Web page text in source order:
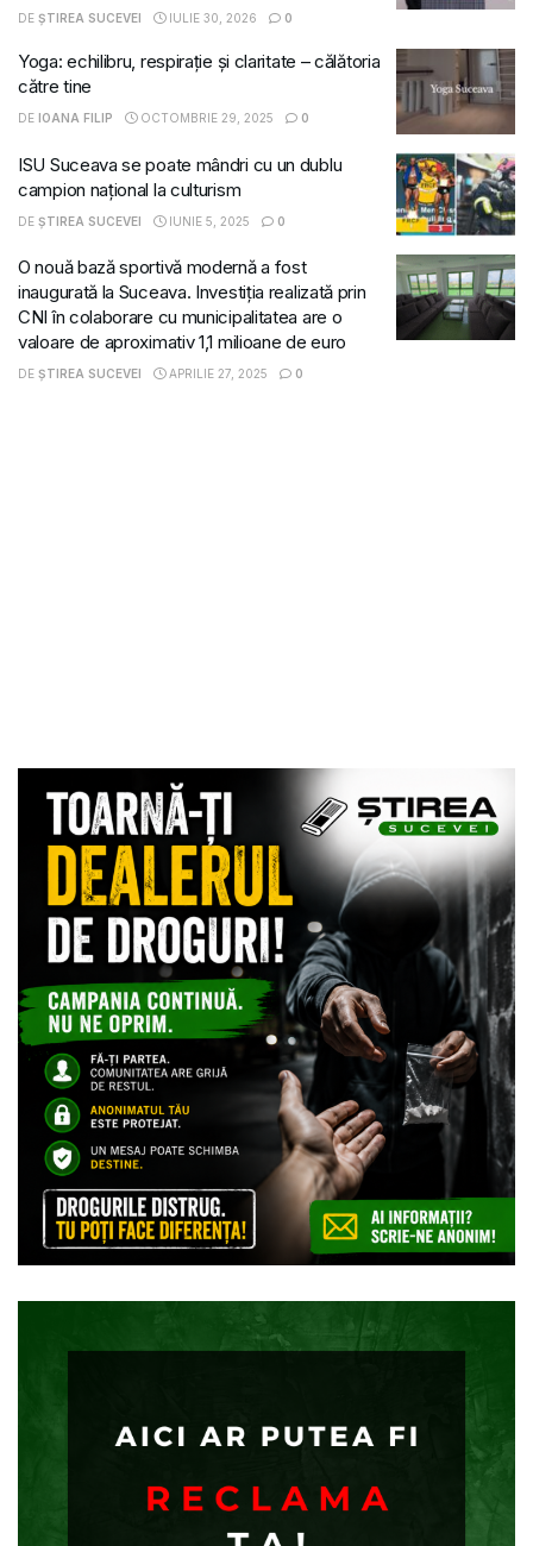
DE ȘTIREA SUCEVEI IULIE 30, 2026 0
Yoga: echilibru, respirație și claritate – călătoria
către tine
DE IOANA FILIP OCTOMBRIE 29, 2025 0
ISU Suceava se poate mândri cu un dublu
campion național la culturism
DE ȘTIREA SUCEVEI IUNIE 5, 2025 0
O nouă bază sportivă modernă a fost
inaugurată la Suceava. Investiția realizată prin
CNI în colaborare cu municipalitatea are o
valoare de aproximativ 1,1 milioane de euro
DE ȘTIREA SUCEVEI APRILIE 27, 2025 0